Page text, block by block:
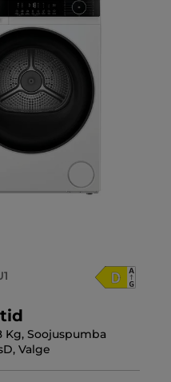
Kg, Soojuspumba
Valge